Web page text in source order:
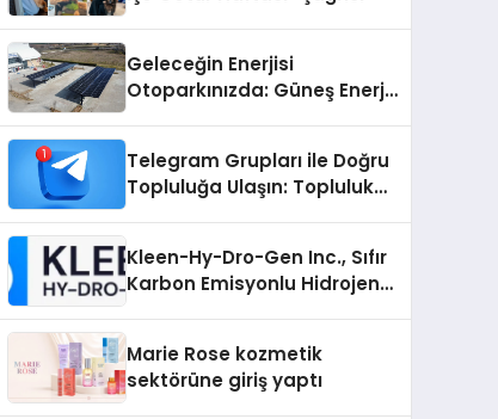
Geleceğin Enerjisi
Otoparkınızda: Güneş Enerjili
Telegram Grupları ile Doğru
Topluluğa Ulaşın: Topluluk
Kleen-Hy-Dro-Gen Inc., Sıfır
Karbon Emisyonlu Hidrojen
Aldı
Marie Rose kozmetik
sektörüne giriş yaptı